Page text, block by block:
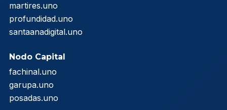
martires.uno
profundidad.uno
santaanadigital.uno
Nodo Capital
fachinal.uno
garupa.uno
posadas.uno